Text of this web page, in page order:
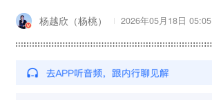
杨越欣（杨桃） 2026年05月18日 05:05